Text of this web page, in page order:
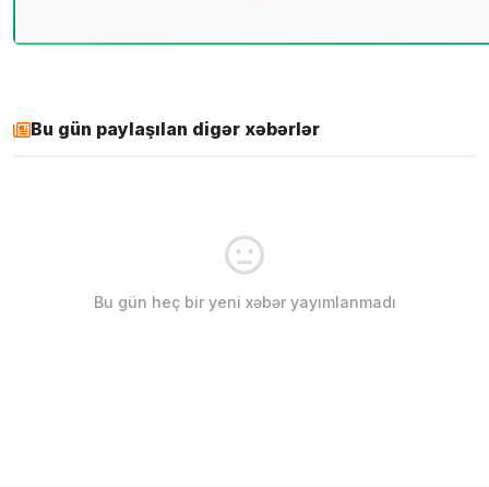
Bu gün paylaşılan digər xəbərlər
Bu gün heç bir yeni xəbər yayımlanmadı